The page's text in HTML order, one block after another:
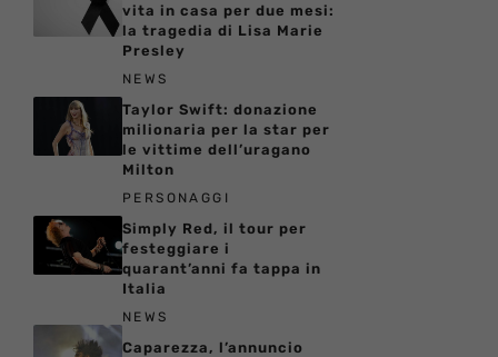
vita in casa per due mesi:
la tragedia di Lisa Marie
Presley
NEWS
Taylor Swift: donazione
milionaria per la star per
le vittime dell’uragano
Milton
PERSONAGGI
Simply Red, il tour per
festeggiare i
quarant’anni fa tappa in
Italia
NEWS
Caparezza, l’annuncio